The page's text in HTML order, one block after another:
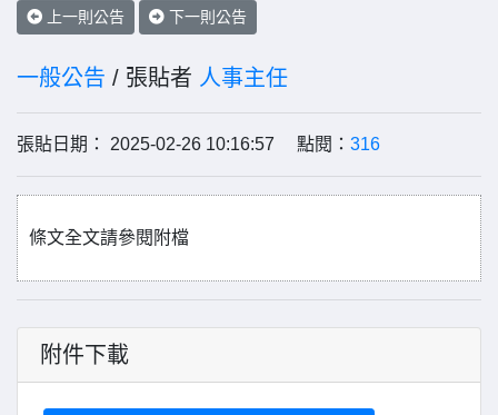
上一則公告 下一則公告
一般公告 / 張貼者 人事主任
張貼日期： 2025-02-26 10:16:57 點閱： 316
條文全文請參閱附檔
附件下載